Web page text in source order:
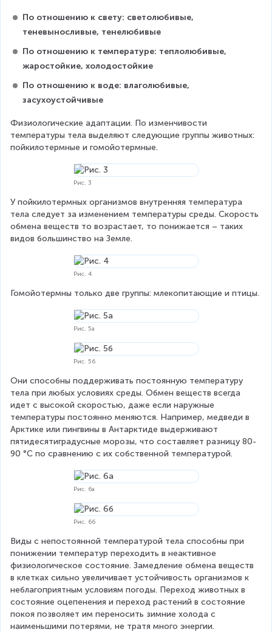
По отношению к свету: светолюбивые,
теневыносливые, тенелюбивые
По отношению к температуре: теплолюбивые,
жаростойкие, холодостойкие
По отношению к воде: влаголюбивые,
засухоустойчивые
Физиологические адаптации. По изменчивости
температуры тела выделяют следующие группы животных:
пойкилотермные и гомойотермные.
Рис. 3
У пойкилотермных организмов внутренняя температура
тела следует за изменением температуры среды. Скорость
обмена веществ то возрастает, то понижается – таких
видов большинство на Земле.
Рис. 4
Гомойотермны только две группы: млекопитающие и птицы.
Рис. 5а
Рис. 5б
Они способны поддерживать постоянную температуру
тела при любых условиях среды. Обмен веществ всегда
идет с высокой скоростью, даже если наружные
температуры постоянно меняются. Например, медведи в
Арктике или пингвины в Антарктиде выдерживают
пятидесятиградусные морозы, что составляет разницу 80-
90 °С по сравнению с их собственной температурой.
Рис. 6а
Рис. 6б
Виды с непостоянной температурой тела способны при
понижении температур переходить в неактивное
физиологическое состояние. Замедление обмена веществ
в клетках сильно увеличивает устойчивость организмов к
неблагоприятным условиям погоды. Переход животных в
состояние оцепенения и переход растений в состояние
покоя позволяет им переносить зимние холода с
наименьшими потерями, не тратя много энергии.